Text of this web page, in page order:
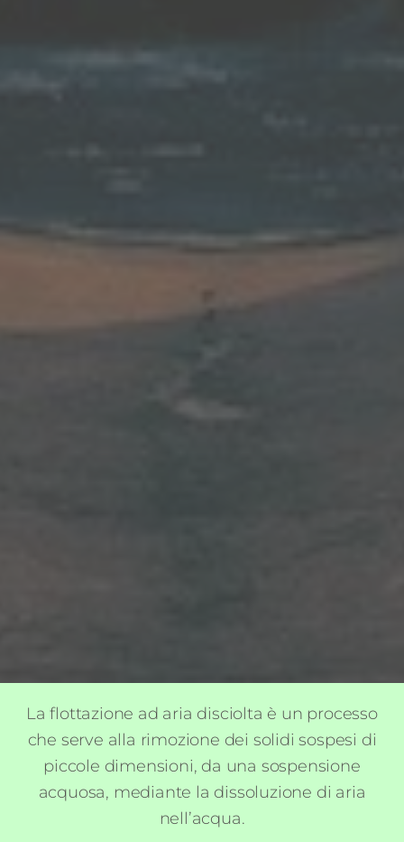
La flottazione ad aria disciolta è un processo
che serve alla rimozione dei solidi sospesi di
piccole dimensioni, da una sospensione
acquosa, mediante la dissoluzione di aria
nell’acqua.